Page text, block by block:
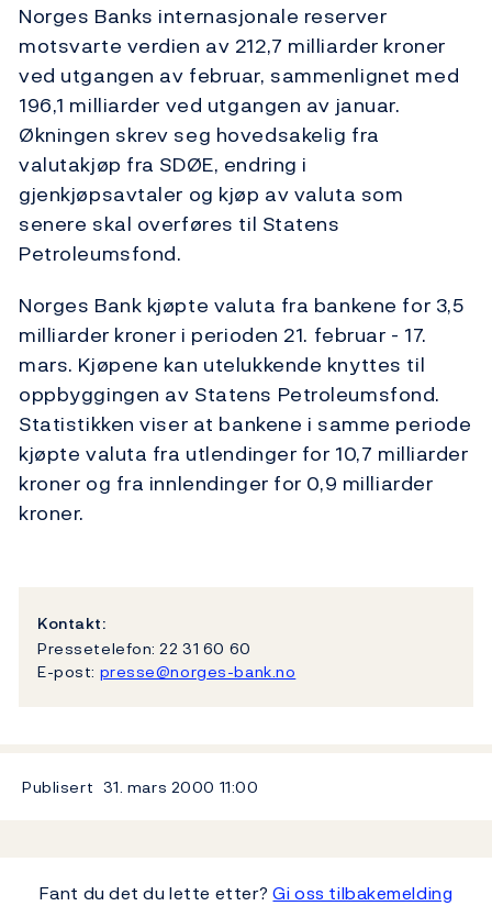
Norges Banks internasjonale reserver
motsvarte verdien av 212,7 milliarder kroner
ved utgangen av februar, sammenlignet med
196,1 milliarder ved utgangen av januar.
Økningen skrev seg hovedsakelig fra
valutakjøp fra SDØE, endring i
gjenkjøpsavtaler og kjøp av valuta som
senere skal overføres til Statens
Petroleumsfond.
Norges Bank kjøpte valuta fra bankene for 3,5
milliarder kroner i perioden 21. februar - 17.
mars. Kjøpene kan utelukkende knyttes til
oppbyggingen av Statens Petroleumsfond.
Statistikken viser at bankene i samme periode
kjøpte valuta fra utlendinger for 10,7 milliarder
kroner og fra innlendinger for 0,9 milliarder
kroner.
Kontakt:
Pressetelefon: 22 31 60 60
E-post: presse@norges-bank.no
Publisert 31. mars 2000 11:00
Fant du det du lette etter?Gi oss tilbakemelding